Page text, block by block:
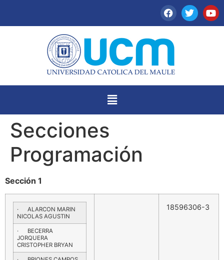
Secciones
Programación
Sección 1
· ALARCON MARIN
NICOLAS AGUSTIN
· BECERRA
JORQUERA
CRISTOPHER BRYAN
18596306-3